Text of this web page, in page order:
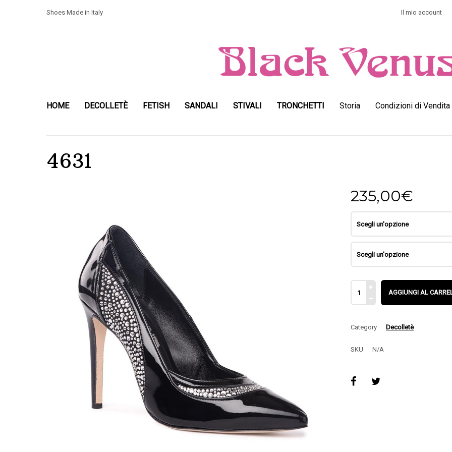
Shoes Made in Italy Il mio account
HOME DECOLLETÈ FETISH SANDALI STIVALI TRONCHETTI Storia Condizioni di Vendita
4631
235,00€
AGGIUNGI AL
Category Decolletè
SKU N/A